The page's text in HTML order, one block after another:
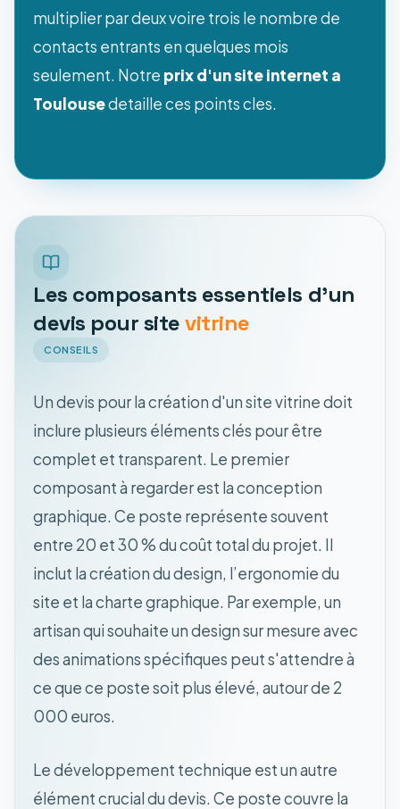
multiplier par deux voire trois le nombre de
contacts entrants en quelques mois
seulement. Notre prix d'un site internet a
Toulousedetaille ces points cles.
Les composants essentiels d'un
devis pour site vitrine
CONSEILS
Un devis pour la création d'un site vitrine doit
inclure plusieurs éléments clés pour être
complet et transparent. Le premier
composant à regarder est la conception
graphique. Ce poste représente souvent
entre 20 et 30 % du coût total du projet. Il
inclut la création du design, l’ergonomie du
site et la charte graphique. Par exemple, un
artisan qui souhaite un design sur mesure avec
des animations spécifiques peut s'attendre à
ce que ce poste soit plus élevé, autour de 2
000 euros.
Le développement technique est un autre
élément crucial du devis. Ce poste couvre la